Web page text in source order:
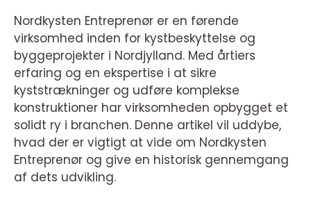
Nordkysten Entreprenør er en førende
virksomhed inden for kystbeskyttelse og
byggeprojekter i Nordjylland. Med årtiers
erfaring og en ekspertise i at sikre
kyststrækninger og udføre komplekse
konstruktioner har virksomheden opbygget et
solidt ry i branchen. Denne artikel vil uddybe,
hvad der er vigtigt at vide om Nordkysten
Entreprenør og give en historisk gennemgang
af dets udvikling.